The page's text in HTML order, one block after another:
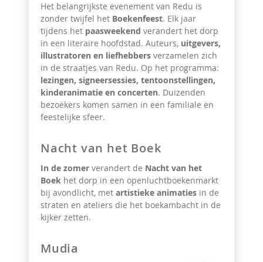
Het belangrijkste evenement van Redu is
zonder twijfel het Boekenfeest. Elk jaar
tijdens het paasweekend verandert het dorp
in een literaire hoofdstad. Auteurs, uitgevers,
illustratoren en liefhebbers verzamelen zich
in de straatjes van Redu. Op het programma:
lezingen, signeersessies, tentoonstellingen,
kinderanimatie en concerten. Duizenden
bezoekers komen samen in een familiale en
feestelijke sfeer.
Nacht van het Boek
In de zomer verandert de Nacht van het
Boek het dorp in een openluchtboekenmarkt
bij avondlicht, met artistieke animaties in de
straten en ateliers die het boekambacht in de
kijker zetten.
Mudia